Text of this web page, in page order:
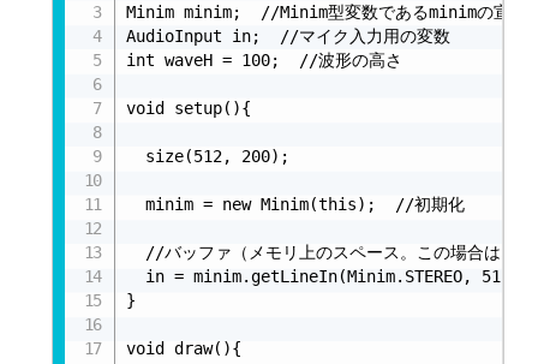
Minim minim;  //Minim型変数であるminimの宣言
AudioInput in;  //マイク入力用の変数
int waveH = 100;  //波形の高さ
void setup(){
  size(512, 200);
  minim = new Minim(this);  //初期化
//バッファ（メモリ上のスペース。この場合は
  in = minim.getLineIn(Minim.STEREO, 512);
}
void draw(){